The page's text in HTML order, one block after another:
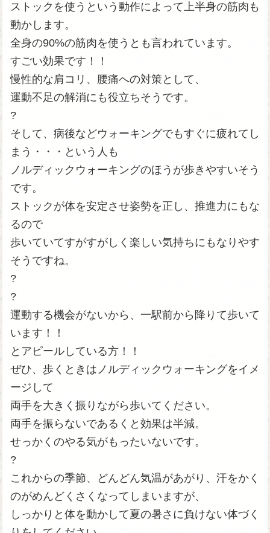
ストックを使うという動作によって上半身の筋肉も
動かします。
全身の90%の筋肉を使うとも言われています。
すごい効果です！！
慢性的な肩コリ、腰痛への対策として、
運動不足の解消にも役立ちそうです。
?
そして、病後などウォーキングでもすぐに疲れてし
まう・・・という人も
ノルディックウォーキングのほうが歩きやすいそう
です。
ストックが体を安定させ姿勢を正し、推進力にもな
るので
歩いていてすがすがしく楽しい気持ちにもなりやす
そうですね。
?
?
運動する機会がないから、一駅前から降りて歩いて
います！！
とアピールしている方！！
ぜひ、歩くときはノルディックウォーキングをイメ
ージして
両手を大きく振りながら歩いてください。
両手を振らないであるくと効果は半減。
せっかくのやる気がもったいないです。
?
これからの季節、どんどん気温があがり、汗をかく
のがめんどくさくなってしまいますが、
しっかりと体を動かして夏の暑さに負けない体づく